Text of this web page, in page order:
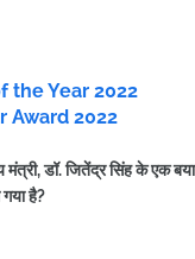
the Year 2022
Award 2022
मंत्री, डॉ. जितेंद्र सिंह के एक
गया है?